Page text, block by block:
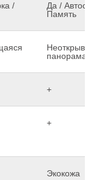
/
Да /
Память
панорама
+
+
Экокожа